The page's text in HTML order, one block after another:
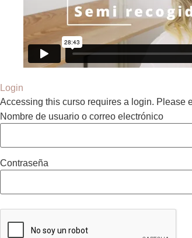
Login
Accessing this curso requires a login. Please
Nombre de usuario o correo electrónico
Contraseña